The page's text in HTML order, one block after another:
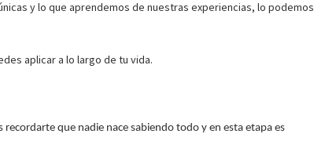
y lo que aprendemos de nuestras experiencias, lo podemos
aplicar a lo largo de tu vida.
que nadie nace sabiendo todo y en esta etapa es